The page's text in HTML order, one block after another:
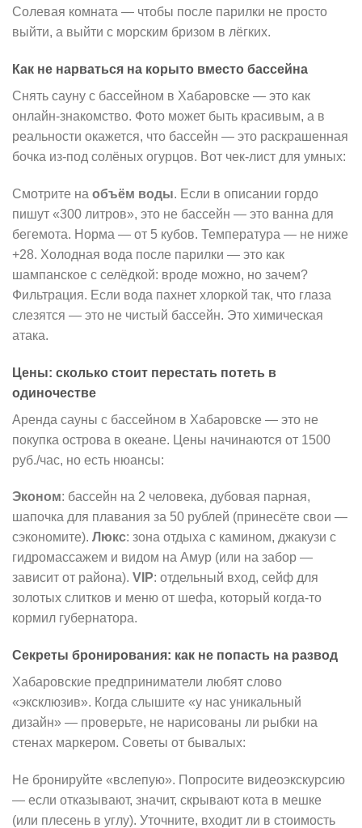
Солевая комната — чтобы после парилки не просто
выйти, а выйти с морским бризом в лёгких.
Как не нарваться на корыто вместо бассейна
Снять сауну с бассейном в Хабаровске — это как
онлайн-знакомство. Фото может быть красивым, а в
реальности окажется, что бассейн — это раскрашенная
бочка из-под солёных огурцов. Вот чек-лист для умных:
Смотрите на объём воды. Если в описании гордо
пишут «300 литров», это не бассейн — это ванна для
бегемота. Норма — от 5 кубов. Температура — не ниже
+28. Холодная вода после парилки — это как
шампанское с селёдкой: вроде можно, но зачем?
Фильтрация. Если вода пахнет хлоркой так, что глаза
слезятся — это не чистый бассейн. Это химическая
атака.
Цены: сколько стоит перестать потеть в
одиночестве
Аренда сауны с бассейном в Хабаровске — это не
покупка острова в океане. Цены начинаются от 1500
руб./час, но есть нюансы:
Эконом: бассейн на 2 человека, дубовая парная,
шапочка для плавания за 50 рублей (принесёте свои —
сэкономите). Люкс: зона отдыха с камином, джакузи с
гидромассажем и видом на Амур (или на забор —
зависит от района). VIP: отдельный вход, сейф для
золотых слитков и меню от шефа, который когда-то
кормил губернатора.
Секреты бронирования: как не попасть на развод
Хабаровские предприниматели любят слово
«эксклюзив». Когда слышите «у нас уникальный
дизайн» — проверьте, не нарисованы ли рыбки на
стенах маркером. Советы от бывалых:
Не бронируйте «вслепую». Попросите видеоэкскурсию
— если отказывают, значит, скрывают кота в мешке
(или плесень в углу). Уточните, входит ли в стоимость